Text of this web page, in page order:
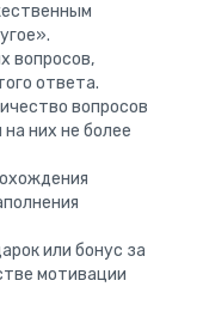
вопросов,
ответа.
вопросов
них не более
или бонус за
мотивации